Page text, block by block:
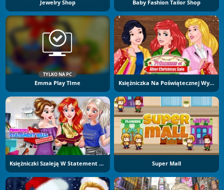
Jewelry Shop Baby Fashion Tailor Shop
TYLKO NA PC
Emma Play TIme Księżniczka Na Poświątecznej Wyprzedaży
Księżniczki Szaleją W Statement Hills Super Mall